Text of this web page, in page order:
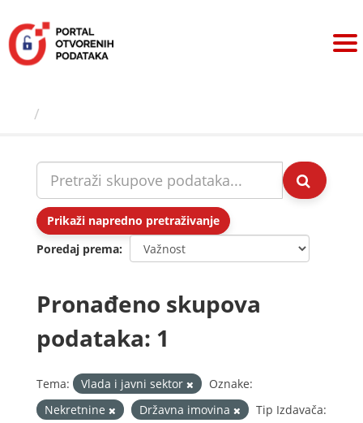
sadržaj
Prikaži napredno pretraživanje
Poredaj prema
Pronađeno skupova
podataka: 1
Tema: Vlada i javni sektor
Oznake:
Nekretnine
Državna imovina
Tip Izdavača: